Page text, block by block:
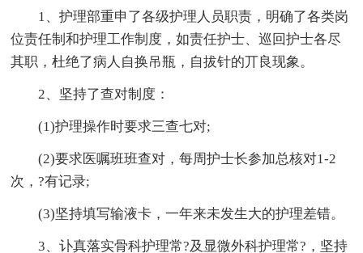
1、护理部重申了各级护理人员职责，明确了各类岗
位责任制和护理工作制度，如责任护士、巡回护士各尽
其职，杜绝了病人自换吊瓶，自拔针的丌良现象。
2、坚持了查对制度：
(1)护理操作时要求三查七对;
(2)要求医嘱班班查对，每周护士长参加总核对1-2
次，?有记录;
(3)坚持填写输液卡，一年来未发生大的护理差错。
3、讣真落实骨科护理常?及显微外科护理常?，坚持